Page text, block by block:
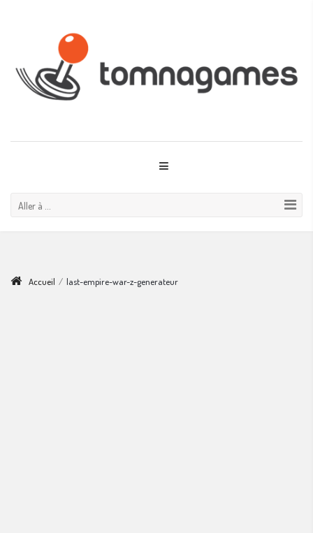
Aller à ...
Accueil / last-empire-war-z-generateur